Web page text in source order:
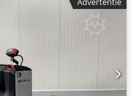
mm Capacity:2000 kg
Chedpfx Aezq Ufysd Noa
* 24v / 230ah * Bj 2025
hydraulische kantelbare lepels
van IBC* EX * Proplan !!!!!
3002 X Type = Cat 3G (
= IIB Tempklasse = T4
in ZONE 22 - Dust ) Gasgroep =